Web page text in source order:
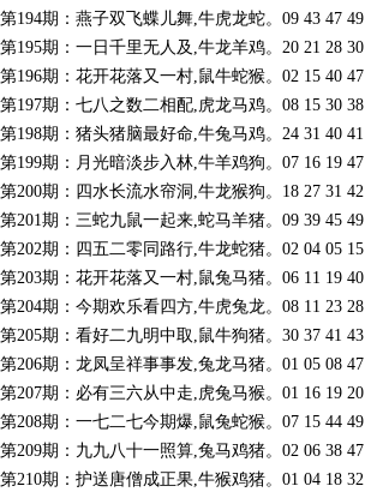
第194期：燕子双飞蝶儿舞,牛虎龙蛇。09 43 47 49
第195期：一日千里无人及,牛龙羊鸡。20 21 28 30
第196期：花开花落又一村,鼠牛蛇猴。02 15 40 47
第197期：七八之数二相配,虎龙马鸡。08 15 30 38
第198期：猪头猪脑最好命,牛兔马鸡。24 31 40 41
第199期：月光暗淡步入林,牛羊鸡狗。07 16 19 47
第200期：四水长流水帘洞,牛龙猴狗。18 27 31 42
第201期：三蛇九鼠一起来,蛇马羊猪。09 39 45 49
第202期：四五二零同路行,牛龙蛇猪。02 04 05 15
第203期：花开花落又一村,鼠兔马猪。06 11 19 40
第204期：今期欢乐看四方,牛虎兔龙。08 11 23 28
第205期：看好二九明中取,鼠牛狗猪。30 37 41 43
第206期：龙凤呈祥事事发,兔龙马猪。01 05 08 47
第207期：必有三六从中走,虎兔马猴。01 16 19 20
第208期：一七二七今期爆,鼠兔蛇猴。07 15 44 49
第209期：九九八十一照算,兔马鸡猪。02 06 38 47
第210期：护送唐僧成正果,牛猴鸡猪。01 04 18 32